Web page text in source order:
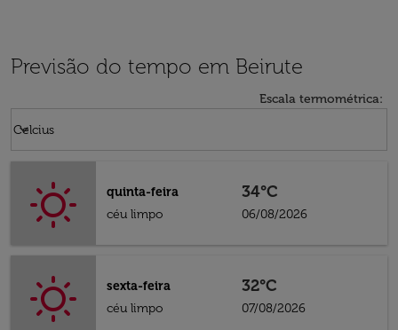
Previsão do tempo em Beirute
Escala termométrica:
Celcius
keyboard_arrow_down
quinta-feira
céu limpo
34°C
06/08/2026
sexta-feira
céu limpo
32°C
07/08/2026